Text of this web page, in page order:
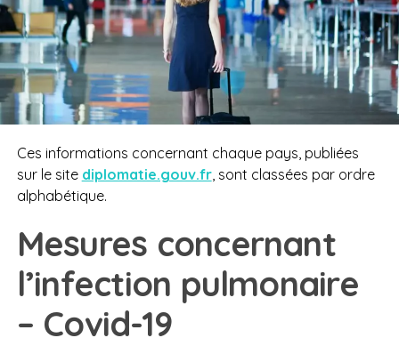
Ces informations concernant chaque pays, publiées
sur le site diplomatie.gouv.fr, sont classées par ordre
alphabétique.
Mesures concernant
l’infection pulmonaire
– Covid-19